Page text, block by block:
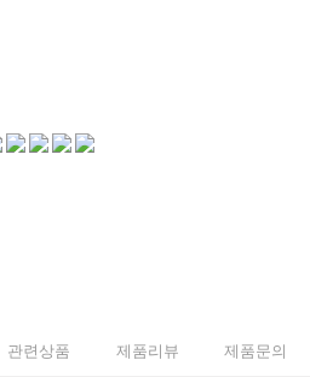
관련상품 제품리뷰 제품문의